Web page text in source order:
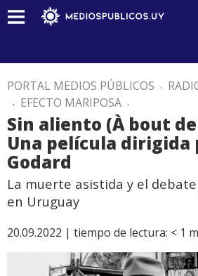
PORTAL MEDIOS PÚBLICOS .
. EFECTO MARIPOSA .
Sin aliento (À bout
Una película dirigida
Godard
La muerte asistida y el
en Uruguay
20.09.2022 | tiempo de lectura: < 1